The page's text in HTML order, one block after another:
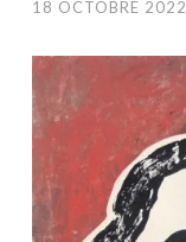
18 OCTOBRE 2022